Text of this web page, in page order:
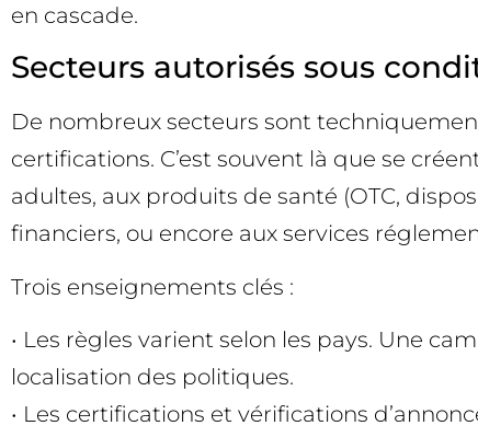
en cascade.
Secteurs autorisés sous
De nombreux secteurs sont
certifications. C’est souvent là que se
adultes, aux produits de santé (OTC,
financiers, ou encore aux services
Trois enseignements clés :
• Les règles varient selon les pays. Une
localisation des politiques.
• Les certifications et vérifications